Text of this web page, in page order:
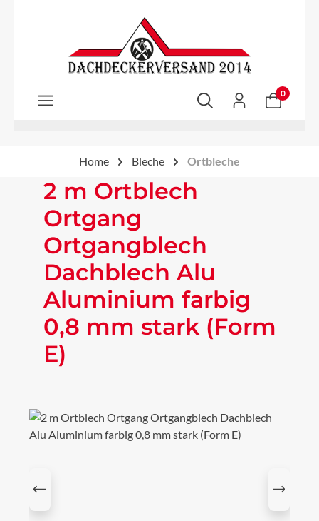
Zum Hauptinhalt springen
0
Home Bleche Ortbleche
2 m Ortblech
Ortgang
Ortgangblech
Dachblech Alu
Aluminium farbig
0,8 mm stark (Form
E)
Bildergalerie überspringen